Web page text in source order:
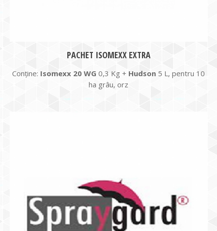
PACHET ISOMEXX EXTRA
Conține: Isomexx 20 WG 0,3 Kg + Hudson 5 L, pentru 10
ha grâu, orz